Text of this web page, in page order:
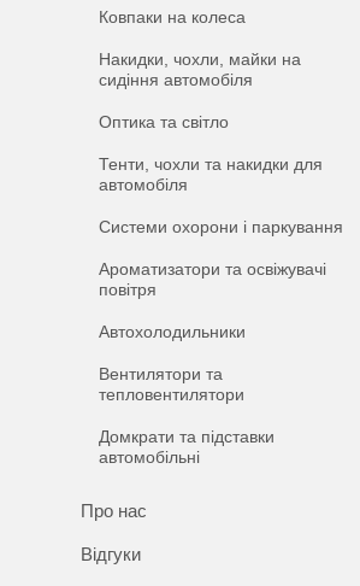
Ковпаки на колеса
Накидки, чохли, майки на
сидіння автомобіля
Оптика та світло
Тенти, чохли та накидки для
автомобіля
Системи охорони і паркування
Ароматизатори та освіжувачі
повітря
Автохолодильники
Вентилятори та
тепловентилятори
Домкрати та підставки
автомобільні
Про нас
Відгуки